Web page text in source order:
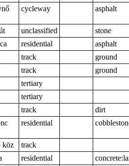
cycleway asphalt
unclassified
stone
residential
asphalt
track
ground
track
ground
tertiary
tertiary
track
dirt
residential
köz
track
residential